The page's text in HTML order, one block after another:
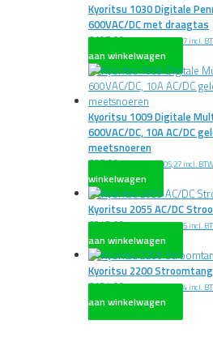
Kyoritsu 1030 Digitale
600VAC/DC met draagtas
€107,00 excl. BTW€129,47 incl.
aan winkelwagen
Kyoritsu 1009 Digitale
600VAC/DC, 10A AC/DC
meetsnoeren
€87,00 excl. BTW€105,27 incl. BTW
winkelwagen
Kyoritsu 2055 AC/DC
€245,00 excl. BTW€296,45 incl.
aan winkelwagen
Kyoritsu 2200 Stroomtang
€134,00 excl. BTW€162,14 incl.
aan winkelwagen